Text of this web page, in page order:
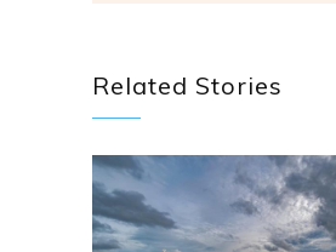
Related Stories